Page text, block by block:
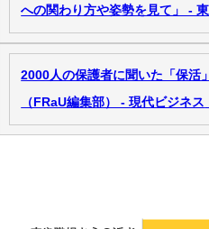
への関わり方や姿勢を見て」 -
2000人の保護者に聞いた「保活
（FRaU編集部） - 現代ビジネス